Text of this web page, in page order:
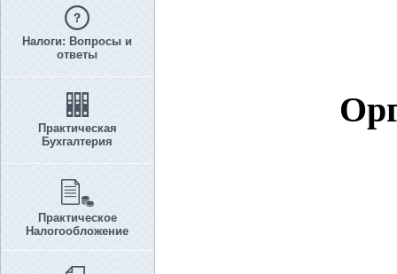
Налоги: Вопросы и
ответы
Практическая
Бухгалтерия
Практическое
Налогообложение